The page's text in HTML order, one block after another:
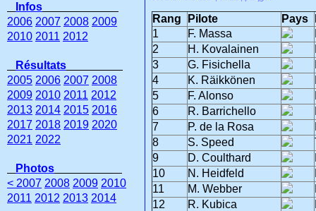
Rang Pilote Pays
1
F. Massa
2
H. Kovalainen
3
G. Fisichella
4
K. Räikkönen
5
F. Alonso
6
R. Barrichello
7
P. de la Rosa
8
S. Speed
9
D. Coulthard
10
N. Heidfeld
11
M. Webber
12
R. Kubica
Infos
2006 2007 2008 2009
2010 2011 2012
Résultats
2005 2006 2007 2008
2009 2010 2011 2012
2013 2014 2015 2016
2017 2018 2019 2020
2021 2022
Photos
< 2007 2008 2009 2010
2011 2012 2013 2014